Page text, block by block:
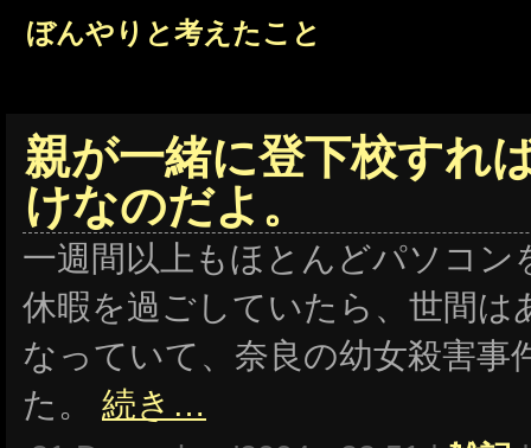
ぼんやりと考えたこと
親が一緒に登下校すれ
けなのだよ。
一週間以上もほとんどパソコ
休暇を過ごしていたら、世間は
なっていて、奈良の幼女殺害事
た。 続き…